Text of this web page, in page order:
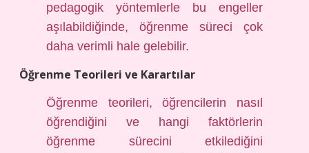
pedagogik yöntemlerle bu engeller
aşılabildiğinde, öğrenme süreci çok
daha verimli hale gelebilir.
Öğrenme Teorileri ve Karartılar
Öğrenme teorileri, öğrencilerin nasıl
öğrendiğini ve hangi faktörlerin
öğrenme sürecini etkilediğini